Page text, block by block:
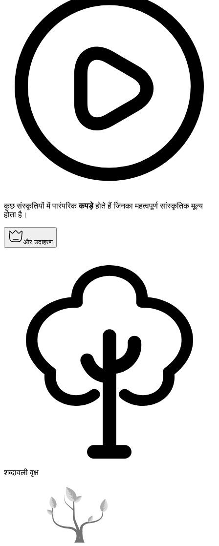
कुछ संस्कृतियों में पारंपरिककपड़ेहोते हैं जिनका महत्वपूर्ण सांस्कृतिक मूल्य
होता है।
और उदाहरण
शब्दावली वृक्ष